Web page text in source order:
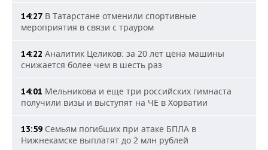
14:27 В Татарстане отменили спортивные
мероприятия в связи с трауром
14:22 Аналитик Целиков: за 20 лет цена машины
снижается более чем в шесть раз
14:01 Мельникова и еще три российских гимнаста
получили визы и выступят на ЧЕ в Хорватии
13:59 Семьям погибших при атаке БПЛА в
Нижнекамске выплатят до 2 млн рублей